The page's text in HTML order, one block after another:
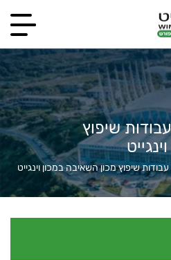
שיפוץ
שיפוץ מכון השאיבה במכון וינגייט